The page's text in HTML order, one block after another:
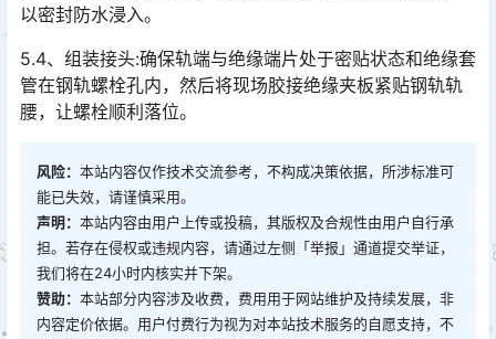
以密封防水浸入。󠅅󠅃󠄵󠅂󠄪󠇖󠆨󠆨󠇕󠆞󠆒󠅬󠇘󠆭󠆘󠇙󠆝󠅵󠇗󠆭󠆁󠄐󠇗󠅹󠅸󠇖󠆍󠅳󠇖󠅹󠅰󠇖󠆌󠅹
5.4、组装接头:确保轨端与绝缘端片处于密贴状态和绝缘套
管在钢轨螺栓孔内，然后将现场胶接绝缘夹板紧贴钢轨轨
腰，让螺栓顺利落位。
风险： 本站内容仅作技术交流参考，不构成决策依据，所涉标准可
能已失效，请谨慎采用。
声明： 本站内容由用户上传或投稿，其版权及合规性由用户自行承
担。若存在侵权或违规内容，请通过左侧「举报」通道提交举证，
我们将在24小时内核实并下架。
赞助： 本站部分内容涉及收费，费用用于网站维护及持续发展，非
内容定价依据。用户付费行为视为对本站技术服务的自愿支持，不